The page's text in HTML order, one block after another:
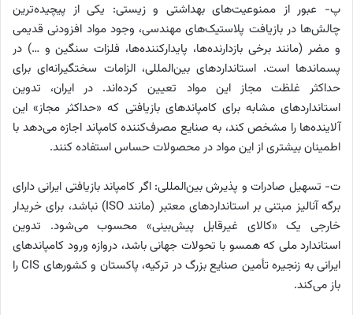
پ- عبور از ممنوعیت‌های بهداشتی و زیستی: یکی از پیچیده‌ترین
چالش‌ها در بازیافت پلاستیک‌های مهندسی، وجود مواد افزودنی قدیمی
و مضر (مانند برخی بازدارنده‌ها، پایدارکننده‌ها، فلزات سنگین و …) در
پسماندها است. استانداردهای بین‌المللی، الزامات سختگیرانه‌ای برای
حداکثر غلظت مجاز این مواد تعیین کرده‌اند. در ایران، تدوین
استانداردهای مشابه برای کامپاندهای بازیافتی که «حداکثر مجاز» این
آلاینده‌ها را مشخص کند، به صنایع مصرف‌کننده کامپاند اجازه می‌دهد با
اطمینان بیشتری از این مواد در محصولات حساس استفاده کنند.
ت- تسهیل صادرات و پذیرش بین‌المللی: اگر کامپاند بازیافتی ایرانی دارای
برگه آنالیز مبتنی بر استانداردهای معتبر (مانند ISO) نباشد، برای خریدار
خارجی یک «کالای غیرقابل پیش‌بینی» محسوب می‌شود. تدوین
استاندارد ملی که همسو با تحولات جهانی باشد، دروازه ورود کامپاندهای
ایرانی به زنجیره تأمین صنایع بزرگ در ترکیه، پاکستان و کشورهای CIS را
باز می‌کند.